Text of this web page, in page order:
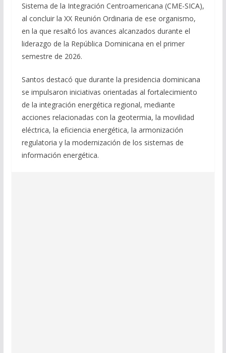
Sistema de la Integración Centroamericana (CME-SICA),
al concluir la XX Reunión Ordinaria de ese organismo,
en la que resaltó los avances alcanzados durante el
liderazgo de la República Dominicana en el primer
semestre de 2026.
Santos destacó que durante la presidencia dominicana
se impulsaron iniciativas orientadas al fortalecimiento
de la integración energética regional, mediante
acciones relacionadas con la geotermia, la movilidad
eléctrica, la eficiencia energética, la armonización
regulatoria y la modernización de los sistemas de
información energética.